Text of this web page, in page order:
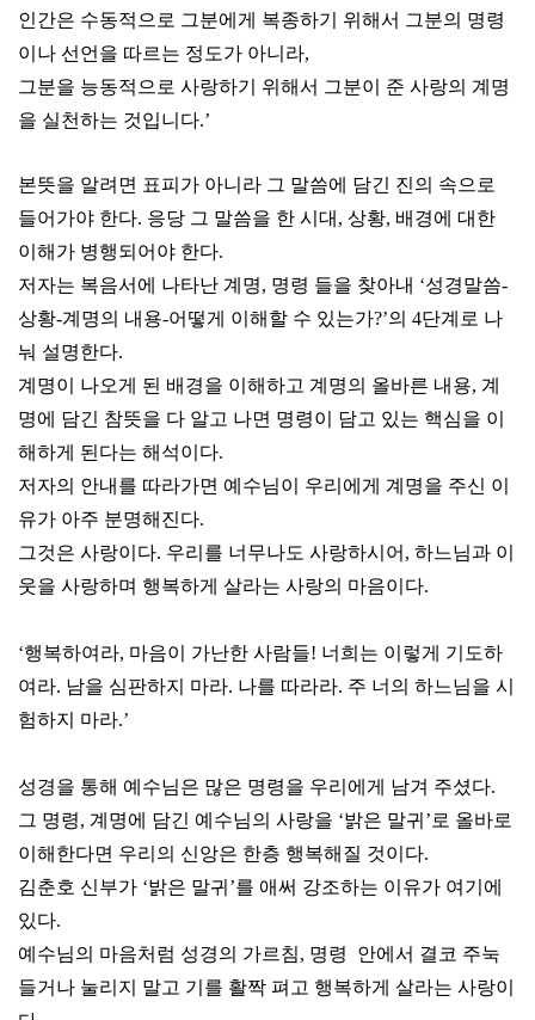
인간은 수동적으로 그분에게 복종하기 위해서 그분의 명령
이나 선언을 따르는 정도가 아니라,
그분을 능동적으로 사랑하기 위해서 그분이 준 사랑의 계명
을 실천하는 것입니다.’
본뜻을 알려면 표피가 아니라 그 말씀에 담긴 진의 속으로
들어가야 한다. 응당 그 말씀을 한 시대, 상황, 배경에 대한
이해가 병행되어야 한다.
저자는 복음서에 나타난 계명, 명령 들을 찾아내 ‘성경말씀-
상황-계명의 내용-어떻게 이해할 수 있는가?’의 4단계로 나
눠 설명한다.
계명이 나오게 된 배경을 이해하고 계명의 올바른 내용, 계
명에 담긴 참뜻을 다 알고 나면 명령이 담고 있는 핵심을 이
해하게 된다는 해석이다.
저자의 안내를 따라가면 예수님이 우리에게 계명을 주신 이
유가 아주 분명해진다.
그것은 사랑이다. 우리를 너무나도 사랑하시어, 하느님과 이
웃을 사랑하며 행복하게 살라는 사랑의 마음이다.
‘행복하여라, 마음이 가난한 사람들! 너희는 이렇게 기도하
여라. 남을 심판하지 마라. 나를 따라라. 주 너의 하느님을 시
험하지 마라.’
성경을 통해 예수님은 많은 명령을 우리에게 남겨 주셨다.
그 명령, 계명에 담긴 예수님의 사랑을 ‘밝은 말귀’로 올바로
이해한다면 우리의 신앙은 한층 행복해질 것이다.
김춘호 신부가 ‘밝은 말귀’를 애써 강조하는 이유가 여기에
있다.
예수님의 마음처럼 성경의 가르침, 명령 안에서 결코 주눅
들거나 눌리지 말고 기를 활짝 펴고 행복하게 살라는 사랑이